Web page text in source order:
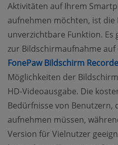
Aktivitäten auf Ihrem
aufnehmen möchten, ist
unverzichtbare Funktion. Es
zur Bildschirmaufnahme
FonePaw Bildschirm
Möglichkeiten der
HD-Videoausgabe. Die
Bedürfnisse von Benutzern,
aufnehmen müssen,
Version für Vielnutzer